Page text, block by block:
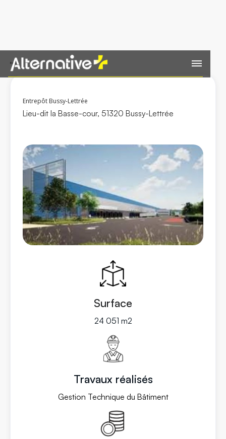
Retour
Entrepôt Bussy-Lettrée
Lieu-dit la Basse-cour, 51320 Bussy-Lettrée
Surface
24 051 m2
Travaux réalisés
Gestion Technique du Bâtiment